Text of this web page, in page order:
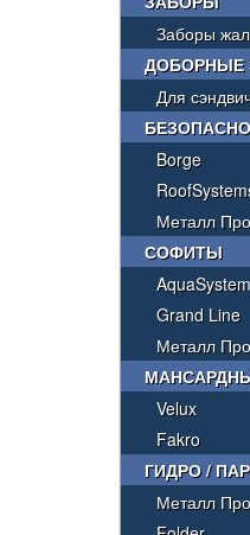
Заборы
ДОБОРНЫЕ
Для
Borge
Металл
СОФИТЫ
AquaSystem
Grand Line
Металл
Velux
Fakro
ГИДРО /
Металл